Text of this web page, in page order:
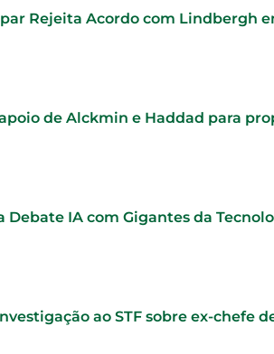
Rejeita Acordo com Lindbergh
de Alckmin e Haddad para
Debate IA com Gigantes da
ao STF sobre ex-chefe